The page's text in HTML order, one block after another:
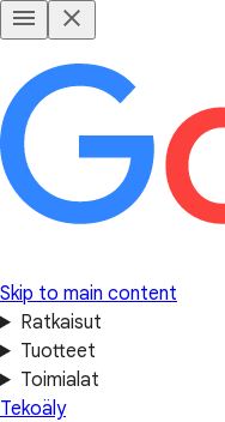
Skip to main content
Ratkaisut
Tuotteet
Toimialat
Tekoäly